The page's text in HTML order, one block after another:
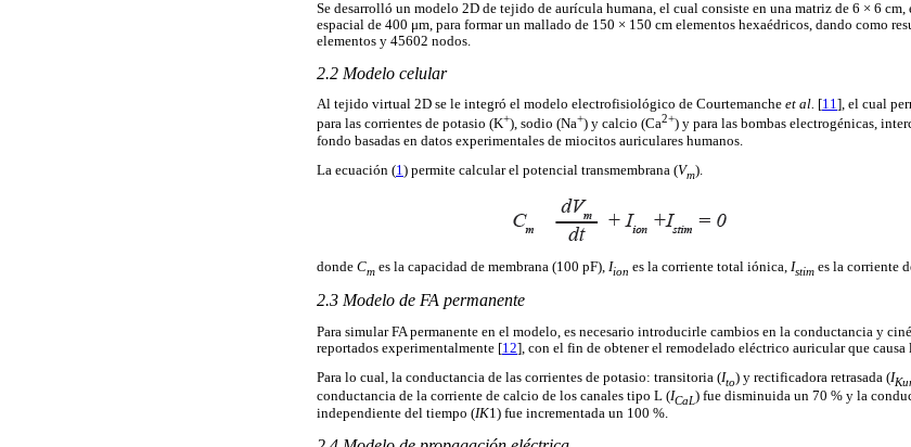
Se desarrolló un modelo 2D de tejido de aurícula humana, el cual consiste en una matriz de 6 × 6
espacial de 400 μm, para formar un mallado de 150 × 150 cm elementos hexaédricos, dando como
elementos y 45602 nodos.
2.2 Modelo celular
Al tejido virtual 2D se le integró el modelo electrofisiológico de Courtemanche et al. [11], el cual
para las corrientes de potasio (K+), sodio (Na+) y calcio (Ca2+) y para las bombas electrogénicas,
fondo basadas en datos experimentales de miocitos auriculares humanos.
La ecuación (1) permite calcular el potencial transmembrana (Vm).
donde Cm es la capacidad de membrana (100 pF), Iion es la corriente total iónica, Istim es la corriente
2.3 Modelo de FA permanente
Para simular FA permanente en el modelo, es necesario introducirle cambios en la conductancia y
reportados experimentalmente [12], con el fin de obtener el remodelado eléctrico auricular que causa
Para lo cual, la conductancia de las corrientes de potasio: transitoria (Ito) y rectificadora retrasada (I
conductancia de la corriente de calcio de los canales tipo L (ICaL) fue disminuida un 70 % y la
independiente del tiempo (IK1) fue incrementada un 100 %.